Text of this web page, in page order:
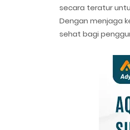
secara teratur
Dengan menjaga
sehat bagi